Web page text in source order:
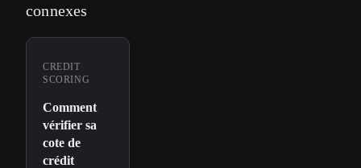
connexes
CREDIT
SCORING
Comment
vérifier sa
cote de
crédit